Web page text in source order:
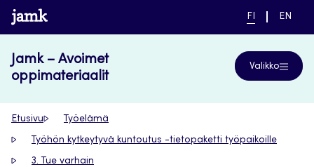
Siirry
suoraan
www.jamk.fi
NYKYINEN
FI
VAIHDA
EN
Jamk – Avoimet
oppimateriaalit
Valikko
Etusivu Työelämä
Työhön kytkeytyvä kuntoutus -tietopaketti työpaikoille
3. Tue varhain